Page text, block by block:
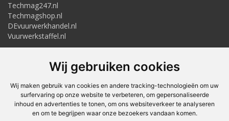
Wij gebruiken cookies
Wij maken gebruik van cookies en andere tracking-technologieën om uw
surfervaring op onze website te verbeteren, om gepersonaliseerde
inhoud en advertenties te tonen, om ons websiteverkeer te analyseren
en om te begrijpen waar onze bezoekers vandaan komen.
Techmag247.nl
Techmagshop.nl
DEvuurwerkhandel.nl
Vuurwerkstaffel.nl
Adresgegevens
Textielstraat 4, 7483 PB Haaksbergen
Telefoon: 053-5723224
info@techmaghaaksbergen.nl